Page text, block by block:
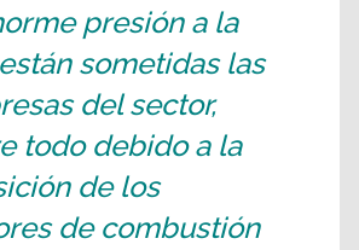
presión a la
sometidas las
del sector,
todo debido a la
de los
de combustión